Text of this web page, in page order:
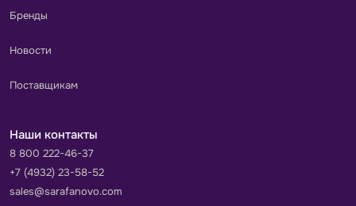
Бренды
Новости
Поставщикам
Наши контакты
8 800 222-46-37
+7 (4932) 23-58-52
sales@sarafanovo.com